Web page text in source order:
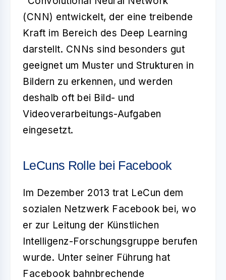
(CNN) entwickelt, der eine treibende
Kraft im Bereich des Deep Learning
darstellt. CNNs sind besonders gut
geeignet um Muster und Strukturen in
Bildern zu erkennen, und werden
deshalb oft bei Bild- und
Videoverarbeitungs-Aufgaben
eingesetzt.
LeCuns Rolle bei Facebook
Im Dezember 2013 trat LeCun dem
sozialen Netzwerk Facebook bei, wo
er zur Leitung der Künstlichen
Intelligenz-Forschungsgruppe berufen
wurde. Unter seiner Führung hat
Facebook bahnbrechende